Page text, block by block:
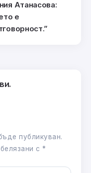
Атанасова:
е
публикуван.
с *